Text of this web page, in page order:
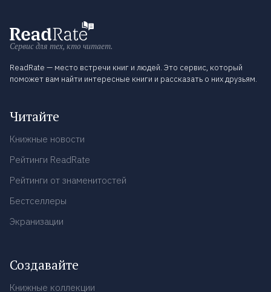
Сервис для тех, кто читает.
ReadRate — место встречи книг и людей. Это сервис, который
поможет вам найти интересные книги и рассказать о них друзьям.
Читайте
Книжные новости
Рейтинги ReadRate
Рейтинги от знаменитостей
Бестселлеры
Экранизации
Создавайте
Книжные коллекции